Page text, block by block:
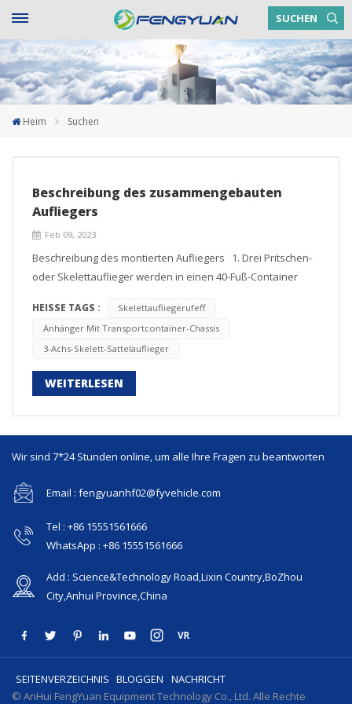
SUCHEN
Heim Suchen
Beschreibung des zusammengebauten
Aufliegers
Feb 09, 2023
Beschreibung des montierten Aufliegers 1. Drei Pritschen-
oder Skelettauflieger werden in einen 40-Fuß-Container
geschweißt, sondern mit Schrauben zusammengebaut. Der
Anhänger kann nach dem Entladen komplett montiert
werden 3. Um das Laden zu erleichtern, ist der Euphroe
nicht geschweißt und kann einfach selbst bedient und
geschweißt werden. 4. Der Status von Restteilen ist
HEISSE TAGS :
Skelettaufliegerufeff
Anhänger Mit Transportcontainer-Chassis
3-Achs-Skelett-Sattelauflieger
WEITERLESEN
Wir sind 7*24 Stunden online, um alle Ihre Fragen zu beantworten
Email : fengyuanhf02@fyvehicle.com
Tel : +86 15551561666
WhatsApp : +86 15551561666
Add : Science&Technology Road,Lixin Country,BoZhou
City,Anhui Province,China
SEITENVERZEICHNIS BLOGGEN
NACHRICHT
© AnHui FengYuan Equipment Technology Co., Ltd. Alle Rechte